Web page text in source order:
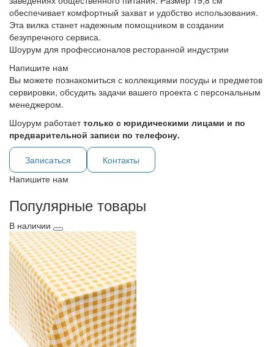
обеспечивает комфортный захват и удобство использования.
Эта вилка станет надежным помощником в создании
безупречного сервиса.
Шоурум для профессионалов ресторанной индустрии
Напишите нам
Вы можете познакомиться с коллекциями посуды и предметов
сервировки, обсудить задачи вашего проекта с персональным
менеджером.
Шоурум работаеттолько с юридическими лицами и по
предварительной записи по телефону.
Записаться
Контакты
Напишите нам
Популярные товары
В наличии